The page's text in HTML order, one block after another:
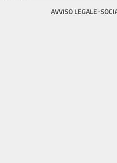
AVVISO LEGALE